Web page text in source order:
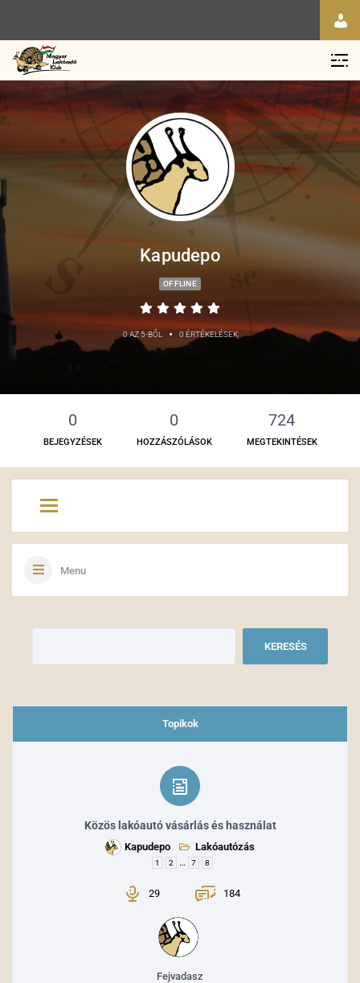
Kapudepo
OFFLINE
0 AZ 5-BŐL • 0 ÉRTÉKELÉSEK
0
BEJEGYZÉSEK
0
HOZZÁSZÓLÁSOK
724
MEGTEKINTÉSEK
Menu
Topikok
Közös lakóautó vásárlás és használat
Kapudepo Lakóautózás
1 2 … 7 8
29 184
Fejvadasz